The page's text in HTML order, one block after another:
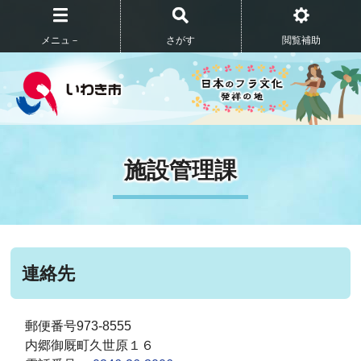
メニュ－ さがす 閲覧補助
施設管理課
連絡先
郵便番号973-8555
内郷御厩町久世原１６